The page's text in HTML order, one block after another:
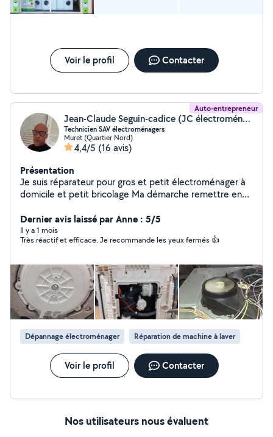
Voir le profil Contacter
Auto-entrepreneur
Jean-Claude Seguin-cadice (JC électroménager)
Technicien SAV électroménagers
Muret (Quartier Nord)
4,4/5 (16 avis)
Présentation
Je suis réparateur pour gros et petit électroménager à
domicile et petit bricolage Ma démarche remettre en
réparable . Des tarifs solidaire pour toutes les bourses .
n'hésiter à me contacté pour plus de renseignement .
Dernier avis laissé par Anne : 5/5
Il y a 1 mois
Très réactif et efficace. Je recommande les yeux fermés 👍
Dépannage électroménager Réparation de machine à laver
Voir le profil Contacter
Nos utilisateurs nous évaluent